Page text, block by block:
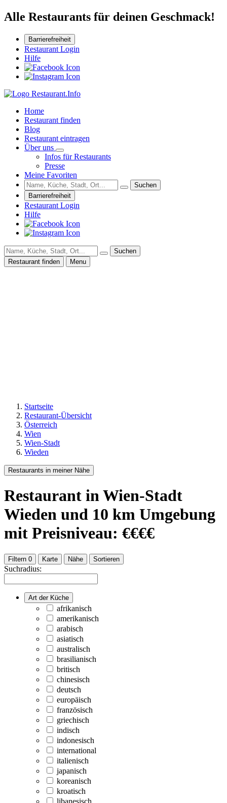
Alle Restaurants für deinen Geschmack!
Barrierefreiheit
Restaurant Login
Hilfe
Home
Restaurant finden
Blog
Restaurant eintragen
Über uns
Infos für Restaurants
Presse
Meine Favoriten
Suchen
Barrierefreiheit
Restaurant Login
Hilfe
Suchen
Restaurant finden
Menu
Startseite
Restaurant-Übersicht
Österreich
Wien
Wien-Stadt
Wieden
Restaurants in meiner Nähe
Restaurant in Wien-Stadt
Wieden und 10 km Umgebung
mit Preisniveau: €€€€
Filtern 0 Karte Nähe Sortieren
Suchradius:
Art der Küche
afrikanisch
amerikanisch
arabisch
asiatisch
australisch
brasilianisch
britisch
chinesisch
deutsch
europäisch
französisch
griechisch
indisch
indonesisch
international
italienisch
japanisch
koreanisch
kroatisch
libanesisch